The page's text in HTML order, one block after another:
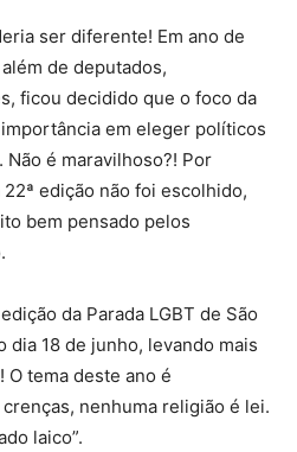
ser diferente! Em ano de
de deputados,
ficou decidido que o foco da
em eleger políticos
é maravilhoso?! Por
edição não foi escolhido,
bem pensado pelos
da Parada LGBT de São
dia 18 de junho, levando mais
O tema deste ano é
nenhuma religião é lei.
laico”.